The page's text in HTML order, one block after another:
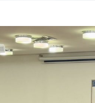
August 4, 2026